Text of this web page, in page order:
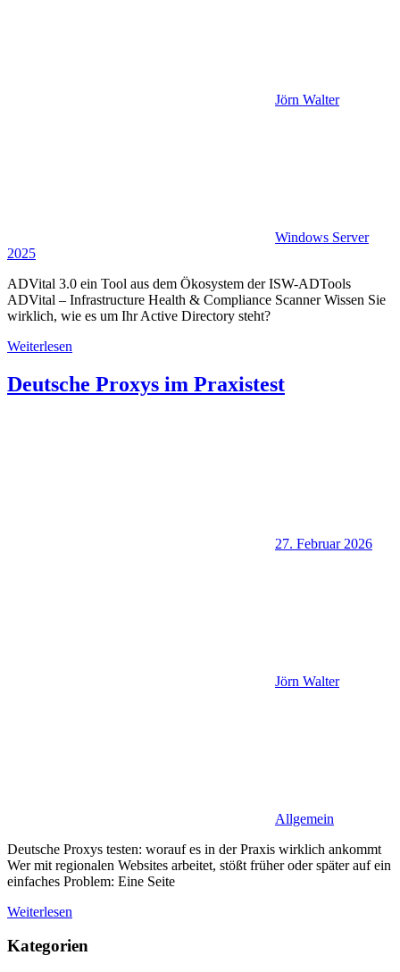
Jörn Walter
Windows Server
2025
ADVital 3.0 ein Tool aus dem Ökosystem der ISW-ADTools
ADVital – Infrastructure Health & Compliance Scanner Wissen Sie
wirklich, wie es um Ihr Active Directory steht?
Weiterlesen
Deutsche Proxys im Praxistest
27. Februar 2026
Jörn Walter
Allgemein
Deutsche Proxys testen: worauf es in der Praxis wirklich ankommt
Wer mit regionalen Websites arbeitet, stößt früher oder später auf ein
einfaches Problem: Eine Seite
Weiterlesen
Kategorien